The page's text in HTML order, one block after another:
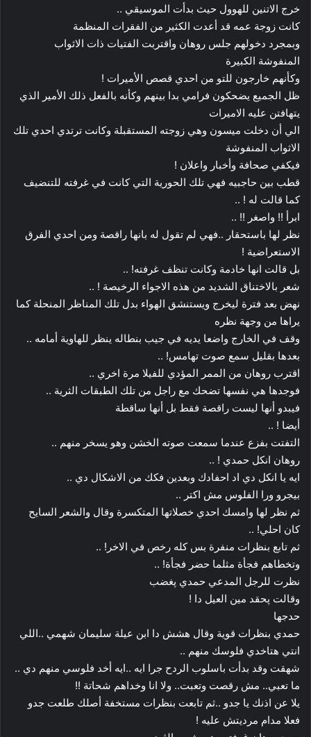
خرج الاتنين للهوول حيث بدأت الموسيقي ..
كانت زوجة عمه قد أعدت الكثير من الفقرات المنظمة
وبمجرد دخولهم جلس روهان واقتربت الفتيات ذات الاثواب
المنفوشة الكبيرة
وكأنهم خارجون للتو من احدي قصص الأميرات !
ظل الجميع يضحكون فرامي بدا بينهم وكأنه بالفعل ذلك الأمير الذي
يتهافتن عليه الاميرات
الي أن دخلت ميسون وهي زوجته المستقبلة وكانت ترتدي احدي تلك
الاثواب المنفوشة
فيكفي صحافة وأخبار واعلان !
قطب بين حاجبيه فهي تلك الحورية التي كانت في غرفته للتنضيف
كما قالت له ! ..
ابرأ !! واصغر !! ..
نظر لها باستحقار ..فهي لم تقول له بانها راقصة ومن احدي الفرق
الاستعراضية !
بل قالت انها خادمة وكانت تنظف غرفته! ..
شعر بالاختناق الشديد من هذه الاجواء الرخيصة ! ..
نهض بعد فترة ليخرج ويستنشق الهواء بدل تلك المناظر المنحلة كما
يراها من وجهة نظره
وقف في الخارج واضعا يديه في جيب بنطاله ينظر للهاوية أمامه ..
بعدها بقليل سمع صوت تهامس! ..
اقترب روهان من الممر المؤدي للفيلا مرة اخري ..
فوجدها هي نفسها تضحك مع راجل من تلك الطبقات الثرية ..
فيبدو أنها ليست راقصة فقط بل أنها ساقطة
أيضا ! ..
التفتت بفزع عندما سمعت صوته الخشن وهو يسخر منهم ..
روهان انكل حمدي ! ..
ايه يا انكل دي اد احفادك وبعدين فكك من الاشكال دي ..
بيجرو ورا الفلوس مش اكتر ..
ثم نظر لها وامسك احدي خصلاتها المتكسرة وقال والشعر السايح
كان احلي! ..
ثم تابع بنظرات منفرة بس كله رخص في الاخر! ..
وتخطاهم فجأة مثلما حضر فجأة! ..
نظرت للرجل المدعي حمدي پغضب
وقالت پحقد مين العيل دا !
حدجها
حمدي بنظرات قوية وقال هشش دا ابن عيلة سليمان شهمي ..اللي
انتي هتاخدي فلوسك منهم ..
شهقت وقد بدأت باسلوب الردح جرا ايه ..ايه أخد فلوسي منهم دي ..
ما تعبي.. مش رقصت وتعبت.. ولا انا وخداهم شحاتة !!
يلا عن اذنك يا جدو ..ثم تابعت بنظرات مستخفة أصلك طلعت جدو
فعلا مدام مرديتش عليه !